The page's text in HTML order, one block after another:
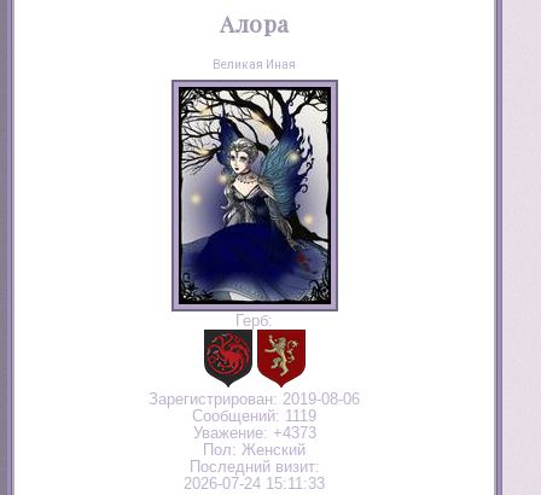
Алора
Великая Иная
Герб:
Зарегистрирован: 2019-08-06
Сообщений: 1119
Уважение: +4373
Пол: Женский
Последний визит:
2026-07-24 15:11:33